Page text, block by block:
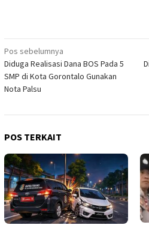
Navigasi
pos
Pos sebelumnya
Diduga Realisasi Dana BOS Pada 5
SMP di Kota Gorontalo Gunakan
Nota Palsu
POS TERKAIT